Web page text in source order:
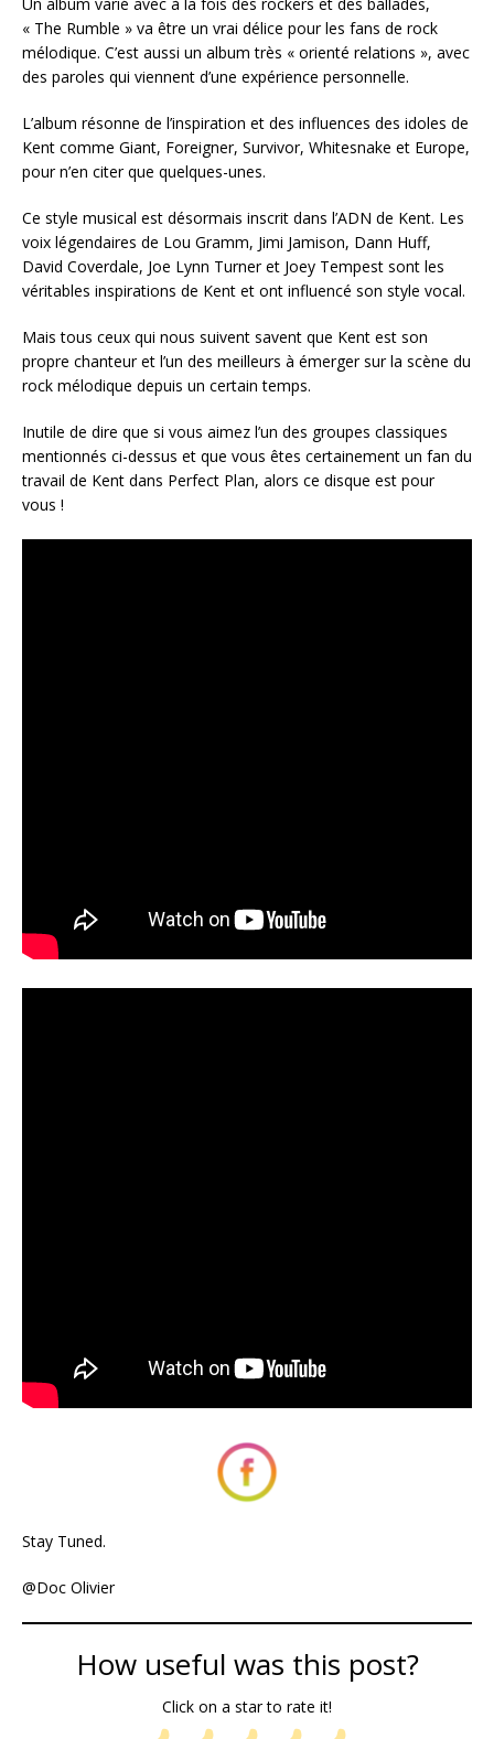
« The Rumble » va être un vrai délice pour les fans de rock
mélodique. C’est aussi un album très « orienté relations », avec
des paroles qui viennent d’une expérience personnelle.
L’album résonne de l’inspiration et des influences des idoles de
Kent comme Giant, Foreigner, Survivor, Whitesnake et Europe,
pour n’en citer que quelques-unes.
Ce style musical est désormais inscrit dans l’ADN de Kent. Les
voix légendaires de Lou Gramm, Jimi Jamison, Dann Huff,
David Coverdale, Joe Lynn Turner et Joey Tempest sont les
véritables inspirations de Kent et ont influencé son style vocal.
Mais tous ceux qui nous suivent savent que Kent est son
propre chanteur et l’un des meilleurs à émerger sur la scène du
rock mélodique depuis un certain temps.
Inutile de dire que si vous aimez l’un des groupes classiques
mentionnés ci-dessus et que vous êtes certainement un fan du
travail de Kent dans Perfect Plan, alors ce disque est pour
vous !
Stay Tuned.
@Doc Olivier
How useful was this post?
Click on a star to rate it!